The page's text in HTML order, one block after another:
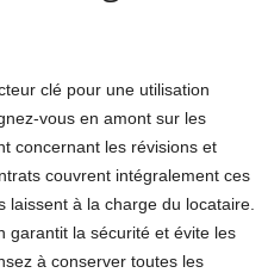
clé pour une utilisation
vous en amont sur les
concernant les révisions et
couvrent intégralement ces
laissent à la charge du locataire.
garantit la sécurité et évite les
à conserver toutes les